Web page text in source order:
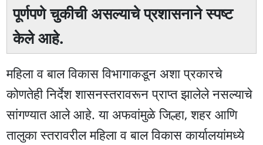
पूर्णपणे चुकीची असल्याचे प्रशासनाने स्पष्ट
केले आहे.
महिला व बाल विकास विभागाकडून अशा प्रकारचे
कोणतेही निर्देश शासनस्तरावरून प्राप्त झालेले नसल्याचे
सांगण्यात आले आहे. या अफवांमुळे जिल्हा, शहर आणि
तालुका स्तरावरील महिला व बाल विकास कार्यालयांमध्ये